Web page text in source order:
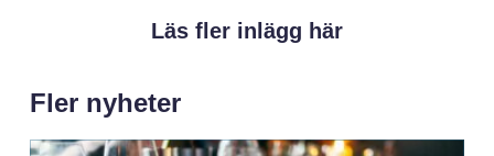
Läs fler inlägg här
Fler nyheter